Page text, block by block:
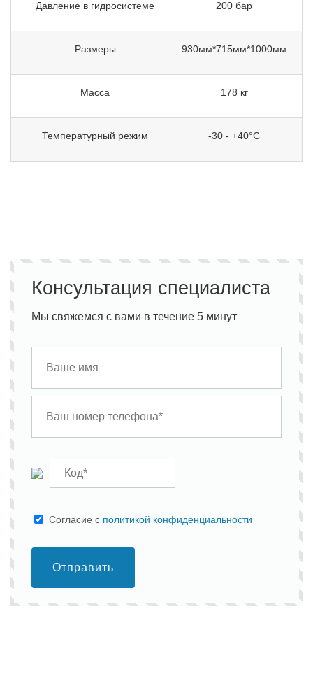
Давление в гидросистеме 200 бар
Размеры 930мм*715мм*1000мм
Масса 178 кг
Температурный режим -30 - +40°C
Консультация специалиста
Мы свяжемся с вами в течение 5 минут
Cогласие с политикой конфиденциальности
Отправить